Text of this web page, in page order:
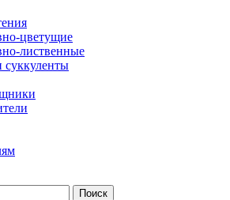
цветущие
лиственные
суккуленты